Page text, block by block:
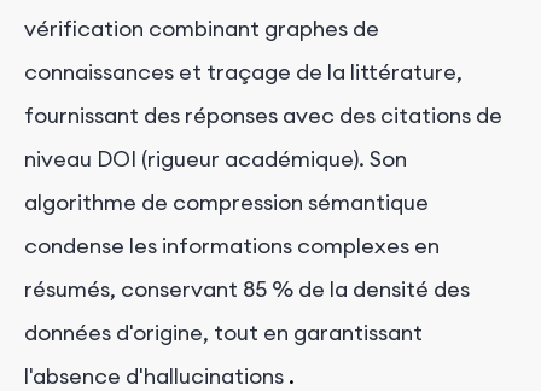
vérification combinant graphes de
connaissances et traçage de la littérature,
fournissant des réponses avec des citations de
niveau DOI (rigueur académique). Son
algorithme de compression sémantique
condense les informations complexes en
résumés, conservant 85 % de la densité des
données d'origine, tout en garantissant
l'absence d'hallucinations .